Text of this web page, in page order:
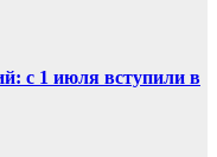
с 1 июля вступили в